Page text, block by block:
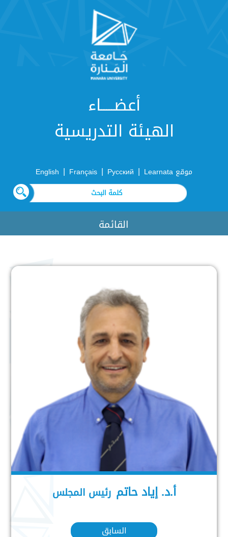
أعضـــــاء
الهيئة التدريسية
موقع Learnata |
Русский
|
Français
|
English
القائمة
أ.د. إياد حاتم رئيس المجلس
السابق